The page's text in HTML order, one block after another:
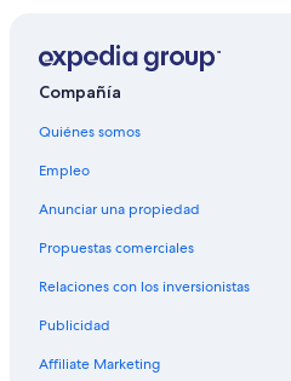
Hoteles de senderismo en
Hoteles en Amden
Hoteles en Lichtensteig
Hoteles en Stein
Compañía
Quiénes somos
Empleo
Anunciar una propiedad
Propuestas comerciales
Relaciones con los inversionistas
Publicidad
Affiliate Marketing